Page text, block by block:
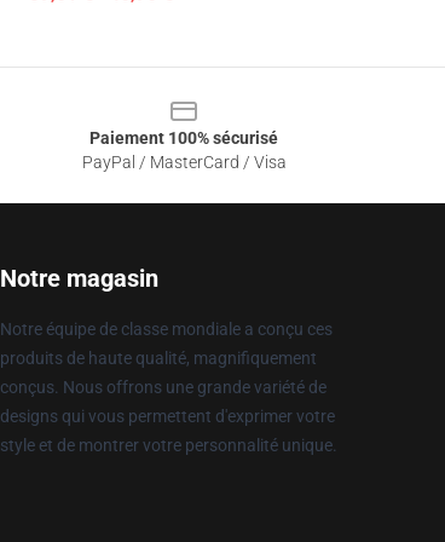
Paiement 100% sécurisé
PayPal / MasterCard / Visa
Notre magasin
Notre équipe de classe mondiale a conçu ces
produits de haute qualité, magnifiquement
conçus. Nous offrons une grande variété de
designs qui vous permettent d'exprimer votre
style et de montrer votre personnalité unique.